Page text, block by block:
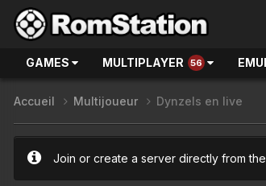
GAMES MULTIPLAYER 56
Accueil Multijoueur Dynzels en live
Join or create a server directly from